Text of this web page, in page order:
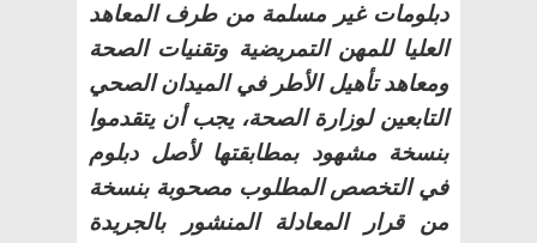
دبلومات غير مسلمة من طرف المعاهد
العليا للمهن التمريضية وتقنيات الصحة
ومعاهد تأهيل الأطر في الميدان الصحي
التابعين لوزارة الصحة، يجب أن يتقدموا
بنسخة مشهود بمطابقتها لأصل دبلوم
في التخصص المطلوب مصحوبة بنسخة
من قرار المعادلة المنشور بالجريدة